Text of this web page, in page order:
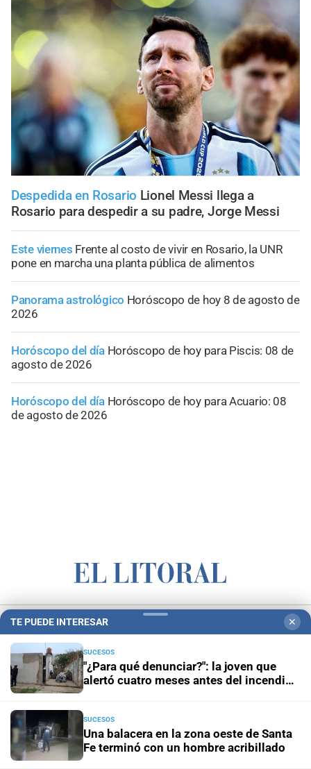
Despedida en Rosario Lionel Messi llega a
Rosario para despedir a su padre, Jorge Messi
Este viernes Frente al costo de vivir en Rosario, la UNR
pone en marcha una planta pública de alimentos
Panorama astrológico Horóscopo de hoy 8 de agosto de
2026
Horóscopo del día Horóscopo de hoy para Piscis: 08 de
agosto de 2026
Horóscopo del día Horóscopo de hoy para Acuario: 08
de agosto de 2026
Campolitoral Revista Nosotros
CYD Litoral
Podcasts Mirador Provincial VivíMejor SF Puerto Negocios
Educacion SF
TE PUEDE INTERESAR ✕
SUCESOS
"¿Para qué denunciar?": la joven que
alertó cuatro meses antes del incendio
SUCESOS
Una balacera en la zona oeste de Santa
Fe terminó con un hombre acribillado